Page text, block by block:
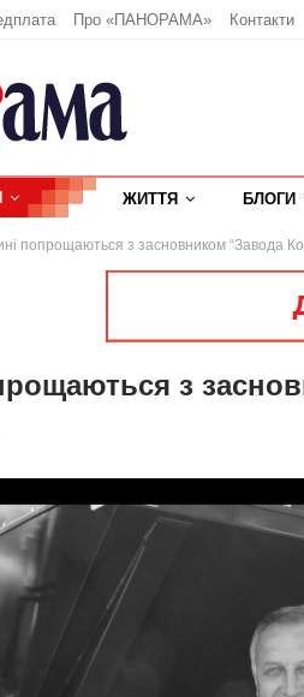
Про «ПАНОРАМА» Контакти
ЖИТТЯ БЛОГИ
попрощаються з засновником “Завода
з